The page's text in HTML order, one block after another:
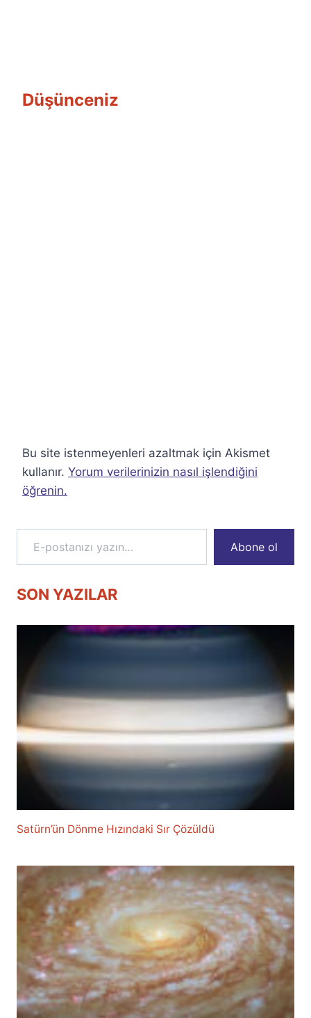
Düşünceniz
Bu site istenmeyenleri azaltmak için Akismet
kullanır. Yorum verilerinizin nasıl işlendiğini
öğrenin.
E-postanızı yazın…
Abone ol
SON YAZILAR
Satürn’ün Dönme Hızındaki Sır Çözüldü